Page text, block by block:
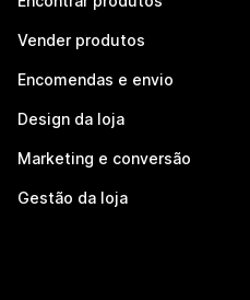
Vender produtos
Encomendas e envio
Design da loja
Marketing e conversão
Gestão da loja